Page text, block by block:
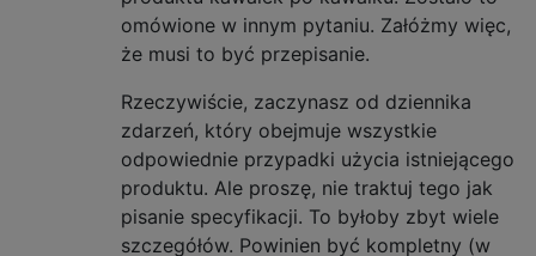
omówione w innym pytaniu. Załóżmy więc,
że musi to być przepisanie.
Rzeczywiście, zaczynasz od dziennika
zdarzeń, który obejmuje wszystkie
odpowiednie przypadki użycia istniejącego
produktu. Ale proszę, nie traktuj tego jak
pisanie specyfikacji. To byłoby zbyt wiele
szczegółów. Powinien być kompletny (w